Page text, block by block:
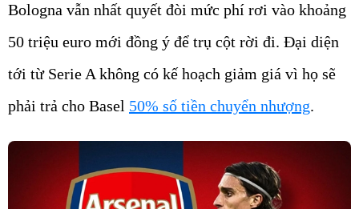
Bologna vẫn nhất quyết đòi mức phí rơi vào khoảng
50 triệu euro mới đồng ý để trụ cột rời đi. Đại diện
tới từ Serie A không có kế hoạch giảm giá vì họ sẽ
phải trả cho Basel 50% số tiền chuyển nhượng.